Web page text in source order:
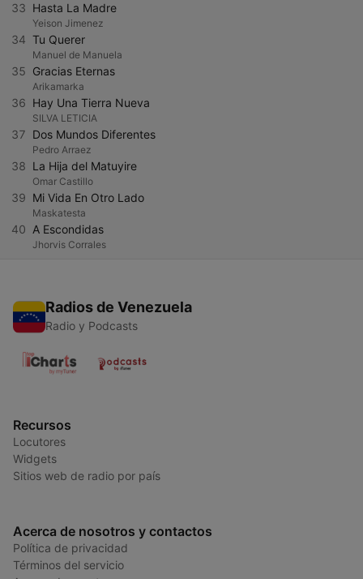
33 Hasta La Madre
Yeison Jimenez
34 Tu Querer
Manuel de Manuela
35 Gracias Eternas
Arikamarka
36 Hay Una Tierra Nueva
SILVA LETICIA
37 Dos Mundos Diferentes
Pedro Arraez
38 La Hija del Matuyire
Omar Castillo
39 Mi Vida En Otro Lado
Maskatesta
40 A Escondidas
Jhorvis Corrales
Radios de Venezuela
Radio y Podcasts
Recursos
Locutores
Widgets
Sitios web de radio por país
Acerca de nosotros y contactos
Política de privacidad
Términos del servicio